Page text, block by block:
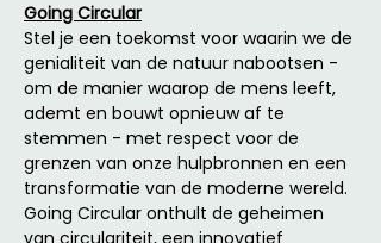
Going Circular
Stel je een toekomst voor waarin we de
genialiteit van de natuur nabootsen -
om de manier waarop de mens leeft,
ademt en bouwt opnieuw af te
stemmen - met respect voor de
grenzen van onze hulpbronnen en een
transformatie van de moderne wereld.
Going Circular onthult de geheimen
van circulariteit, een innovatief